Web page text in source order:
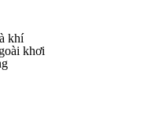
khí
khơi